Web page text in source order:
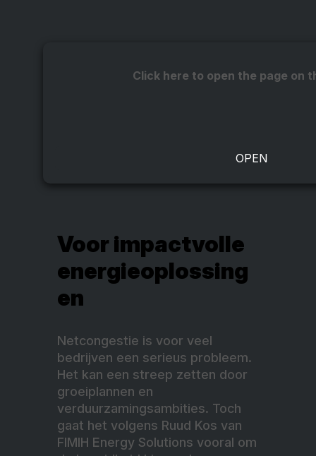
Click here to open the page on
Voor impactvolle
energieoplossing
en
Netcongestie is voor veel
bedrijven een serieus probleem.
Het kan een streep zetten door
groeiplannen en
verduurzamingsambities. Toch
gaat het volgens Ruud Kos van
FIMIH Energy Solutions vooral om